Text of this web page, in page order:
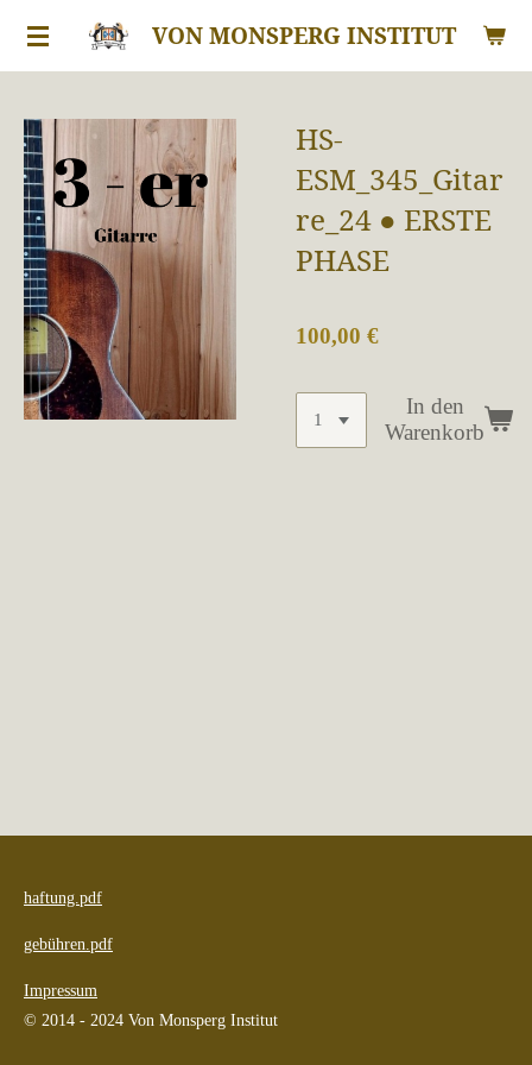
Zum
VON MONSPERG INSTITUT
HS-
ESM_345_Gitar
re_24 ● ERSTE
PHASE
100,00 €
In den
Warenkorb
haftung.pdf
gebühren.pdf
Impressum
© 2014 - 2024 Von Monsperg Institut